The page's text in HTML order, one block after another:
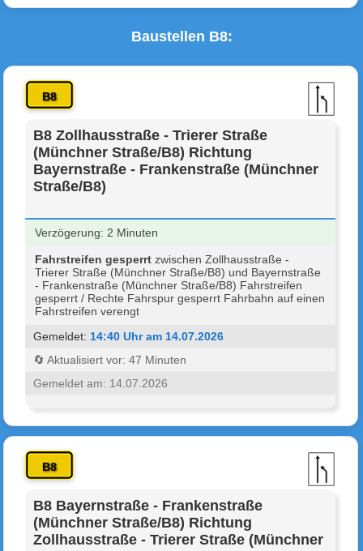
Baustellen B8:
B8
B8 Zollhausstraße - Trierer Straße
(Münchner Straße/B8) Richtung
Bayernstraße - Frankenstraße (Münchner
Straße/B8)
Verzögerung: 2 Minuten
Fahrstreifen gesperrt zwischen Zollhausstraße -
Trierer Straße (Münchner Straße/B8) und Bayernstraße
- Frankenstraße (Münchner Straße/B8) Fahrstreifen
gesperrt / Rechte Fahrspur gesperrt Fahrbahn auf einen
Fahrstreifen verengt
Gemeldet: 14:40 Uhr am 14.07.2026
🔄 Aktualisiert vor: 47 Minuten
Gemeldet am: 14.07.2026
B8
B8 Bayernstraße - Frankenstraße
(Münchner Straße/B8) Richtung
Zollhausstraße - Trierer Straße (Münchner